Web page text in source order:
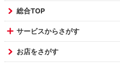
総合TOP
サービスからさがす
お店をさがす